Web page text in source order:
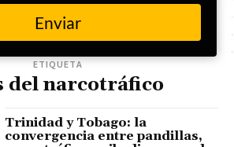
ETIQUETA
del narcotráfico
Trinidad y Tobago: la
convergencia entre pandillas,
Enviar